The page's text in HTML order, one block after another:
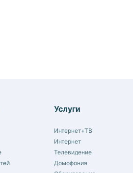
Услуги
Интернет+ТВ
Интернет
Телевидение
Домофония